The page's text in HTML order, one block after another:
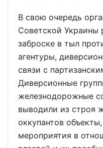
В свою очередь
Советской Украины
заброске в тыл
агентуры,
связи с
Диверсионные
железнодорожные
выводили из строя
оккупантов
мероприятия в